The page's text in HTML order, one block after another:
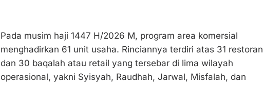
Pada musim haji 1447 H/2026 M, program area komersial
menghadirkan 61 unit usaha. Rinciannya terdiri atas 31 restoran
dan 30 baqalah atau retail yang tersebar di lima wilayah
operasional, yakni Syisyah, Raudhah, Jarwal, Misfalah, dan